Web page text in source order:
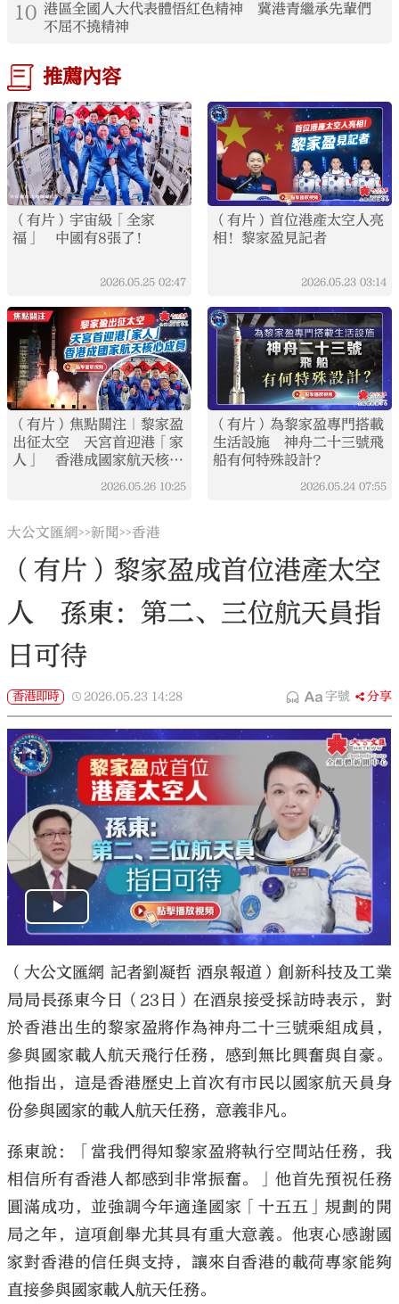
10 港區全國人大代表體悟紅色精神 冀港青繼承先輩們
不屈不撓精神
推薦內容
（有片）宇宙級「全家
福」 中國有8張了！
2026.05.25 02:47
（有片）首位港產太空人亮
相！黎家盈見記者
2026.05.23 03:14
（有片）焦點關注｜黎家盈
出征太空 天宮首迎港「家
人」 香港成國家航天核心
2026.05.26 10:25
（有片）為黎家盈專門搭載
生活設施 神舟二十三號飛
船有何特殊設計？
2026.05.24 07:55
大公文匯網>>新聞>>香港
（有片）黎家盈成首位港產太空
人 孫東：第二、三位航天員指
日可待
香港即時 2026.05.23 14:28 字號 分享
（大公文匯網 記者劉凝哲 酒泉報道）創新科技及工業
局局長孫東今日（23日）在酒泉接受採訪時表示，對
於香港出生的黎家盈將作為神舟二十三號乘組成員，
參與國家載人航天飛行任務，感到無比興奮與自豪。
他指出，這是香港歷史上首次有市民以國家航天員身
份參與國家的載人航天任務，意義非凡。
孫東說：「當我們得知黎家盈將執行空間站任務，我
相信所有香港人都感到非常振奮。」他首先預祝任務
圓滿成功，並強調今年適逢國家「十五五」規劃的開
局之年，這項創舉尤其具有重大意義。他衷心感謝國
家對香港的信任與支持，讓來自香港的載荷專家能夠
直接參與國家載人航天任務。